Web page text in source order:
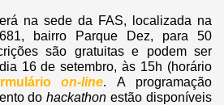
na sede da FAS, localizada na
bairro Parque Dez, para 50
são gratuitas e podem ser
16 de setembro, às 15h (horário
on-line. A programação
dohackathonestão disponíveis